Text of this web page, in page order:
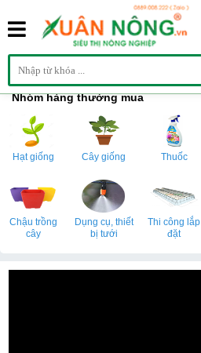
Nhóm hàng thường mua
Hạt giống Cây giống Thuốc
Chậu trồng
cây
Dụng cụ, thiết
bị tưới
Thi công lắp
đặt